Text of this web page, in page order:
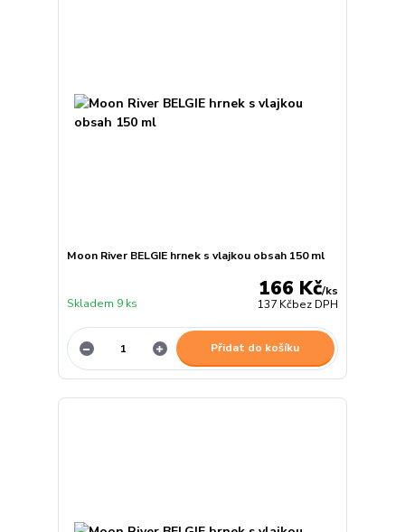
Moon River BELGIE hrnek s vlajkou obsah 150 ml
166 Kč/ks
137 Kčbez DPH
Skladem 9 ks
Přidat do košíku